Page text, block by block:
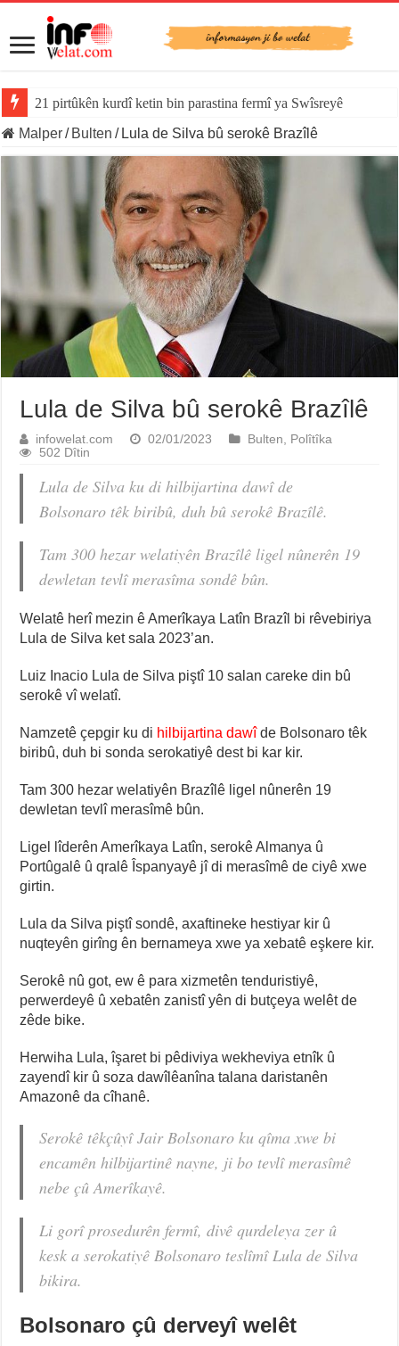
21 pirtûkên kurdî ketin bin parastina fermî ya Swîsreyê
Malper/ Bulten / Lula de Silva bû serokê Brazîlê
Lula de Silva bû serokê Brazîlê
infowelat.com 02/01/2023 Bulten, Polîtîka
502 Dîtin
Lula de Silva ku di hilbijartina dawî de
Bolsonaro têk biribû, duh bû serokê Brazîlê.
Tam 300 hezar welatiyên Brazîlê ligel nûnerên 19
dewletan tevlî merasîma sondê bûn.
Welatê herî mezin ê Amerîkaya Latîn Brazîl bi rêvebiriya
Lula de Silva ket sala 2023’an.
Luiz Inacio Lula de Silva piştî 10 salan careke din bû
serokê vî welatî.
Namzetê çepgir ku di hilbijartina dawîde Bolsonaro têk
biribû, duh bi sonda serokatiyê dest bi kar kir.
Tam 300 hezar welatiyên Brazîlê ligel nûnerên 19
dewletan tevlî merasîmê bûn.
Ligel lîderên Amerîkaya Latîn, serokê Almanya û
Portûgalê û qralê Îspanyayê jî di merasîmê de ciyê xwe
girtin.
Lula da Silva piştî sondê, axaftineke hestiyar kir û
nuqteyên girîng ên bernameya xwe ya xebatê eşkere kir.
Serokê nû got, ew ê para xizmetên tenduristiyê,
perwerdeyê û xebatên zanistî yên di butçeya welêt de
zêde bike.
Herwiha Lula, îşaret bi pêdiviya wekheviya etnîk û
zayendî kir û soza dawîlêanîna talana daristanên
Amazonê da cîhanê.
Serokê têkçûyî Jair Bolsonaro ku qîma xwe bi
encamên hilbijartinê nayne, ji bo tevlî merasîmê
nebe çû Amerîkayê.
Li gorî prosedurên fermî, divê qurdeleya zer û
kesk a serokatiyê Bolsonaro teslîmî Lula de Silva
bikira.
Bolsonaro çû derveyî welêt